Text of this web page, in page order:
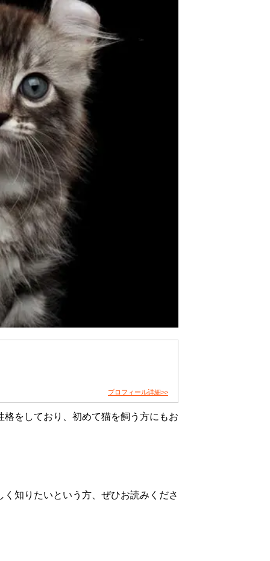
プロフィール詳細>>
をしており、初めて猫を飼う方にもお
知りたいという方、ぜひお読みくださ